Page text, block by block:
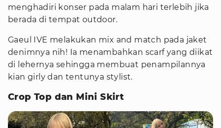
menghadiri konser pada malam hari terlebih jika
berada di tempat outdoor.
Gaeul IVE melakukan mix and match pada jaket
denimnya nih! Ia menambahkan scarf yang diikat
di lehernya sehingga membuat penampilannya
kian girly dan tentunya stylist.
Crop Top dan Mini Skirt